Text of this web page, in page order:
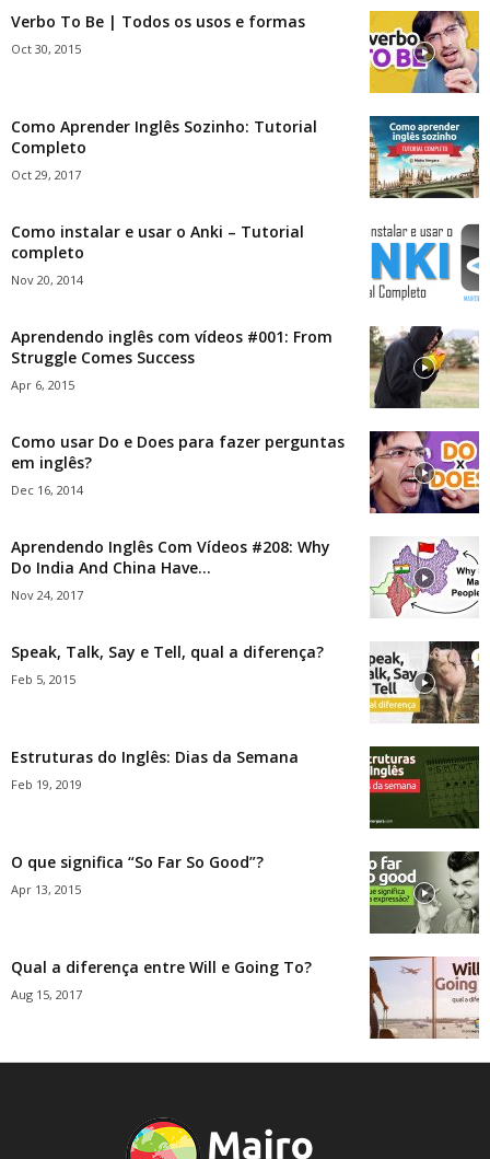
Verbo To Be | Todos os usos e formas
Oct 30, 2015
Como Aprender Inglês Sozinho: Tutorial
Completo
Oct 29, 2017
Como instalar e usar o Anki – Tutorial
completo
Nov 20, 2014
Aprendendo inglês com vídeos #001: From
Struggle Comes Success
Apr 6, 2015
Como usar Do e Does para fazer perguntas
em inglês?
Dec 16, 2014
Aprendendo Inglês Com Vídeos #208: Why
Do India And China Have...
Nov 24, 2017
Speak, Talk, Say e Tell, qual a diferença?
Feb 5, 2015
Estruturas do Inglês: Dias da Semana
Feb 19, 2019
O que significa “So Far So Good”?
Apr 13, 2015
Qual a diferença entre Will e Going To?
Aug 15, 2017